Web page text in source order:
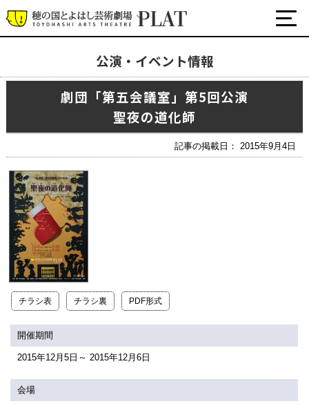
アクセシビリティ/
サービス
会員制度のご案内
座席表
公演・イベント情報
劇団「第五会議室」第5回公演
聖夜の道化師
記事の掲載日： 2015年9月4日
チラシ表 チラシ裏 PDF形式
開催期間
2015年12月5日～ 2015年12月6日
会場
最新の公演・イベント情報
演劇・ダンス・音楽など
ワークショップ・講座
イベント
プラットについて
チケット・座席表・鑑賞サポートなど
施設の利用について
サポート
関連団体・施設